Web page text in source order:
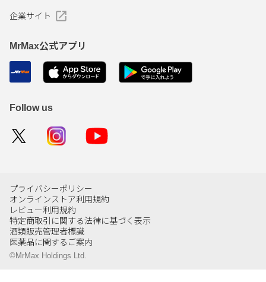
企業サイト
MrMax公式アプリ
Follow us
プライバシーポリシー
オンラインストア利用規約
レビュー利用規約
特定商取引に関する法律に基づく表示
酒類販売管理者標識
医薬品に関するご案内
©MrMax Holdings Ltd.